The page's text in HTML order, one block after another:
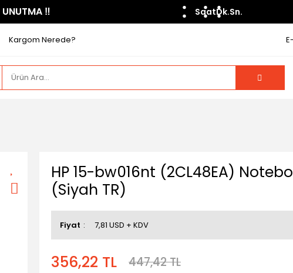
UNUTMA ​‼️​ SaatDk.Sn.
Kargom Nerede?
HP 15-bw016nt (2CL48EA)
(Siyah TR)
Fiyat 7,81 USD + KDV
356,22 TL 447,42 TL